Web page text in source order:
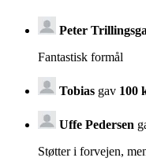
Peter
Fantastisk formål
Tobias gav 100
Uffe Pedersen
Støtter i forvejen,